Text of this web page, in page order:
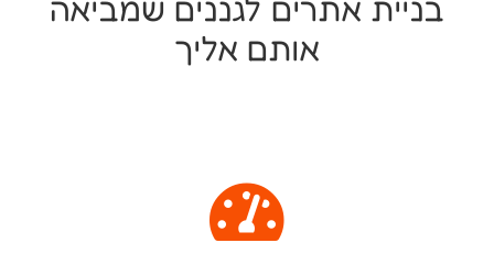
בניית אתרים לגננים שמביאה
אותם אליך
